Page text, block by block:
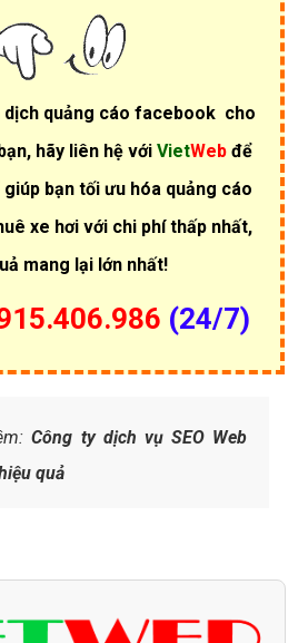
dịch quảng cáo facebook cho
hãy liên hệ với VietWebđể
bạn tối ưu hóa quảng cáo
xe hơi với chi phí thấp nhất,
mang lại lớn nhất!
(24/7)
Công ty dịch vụ SEO Web
quả